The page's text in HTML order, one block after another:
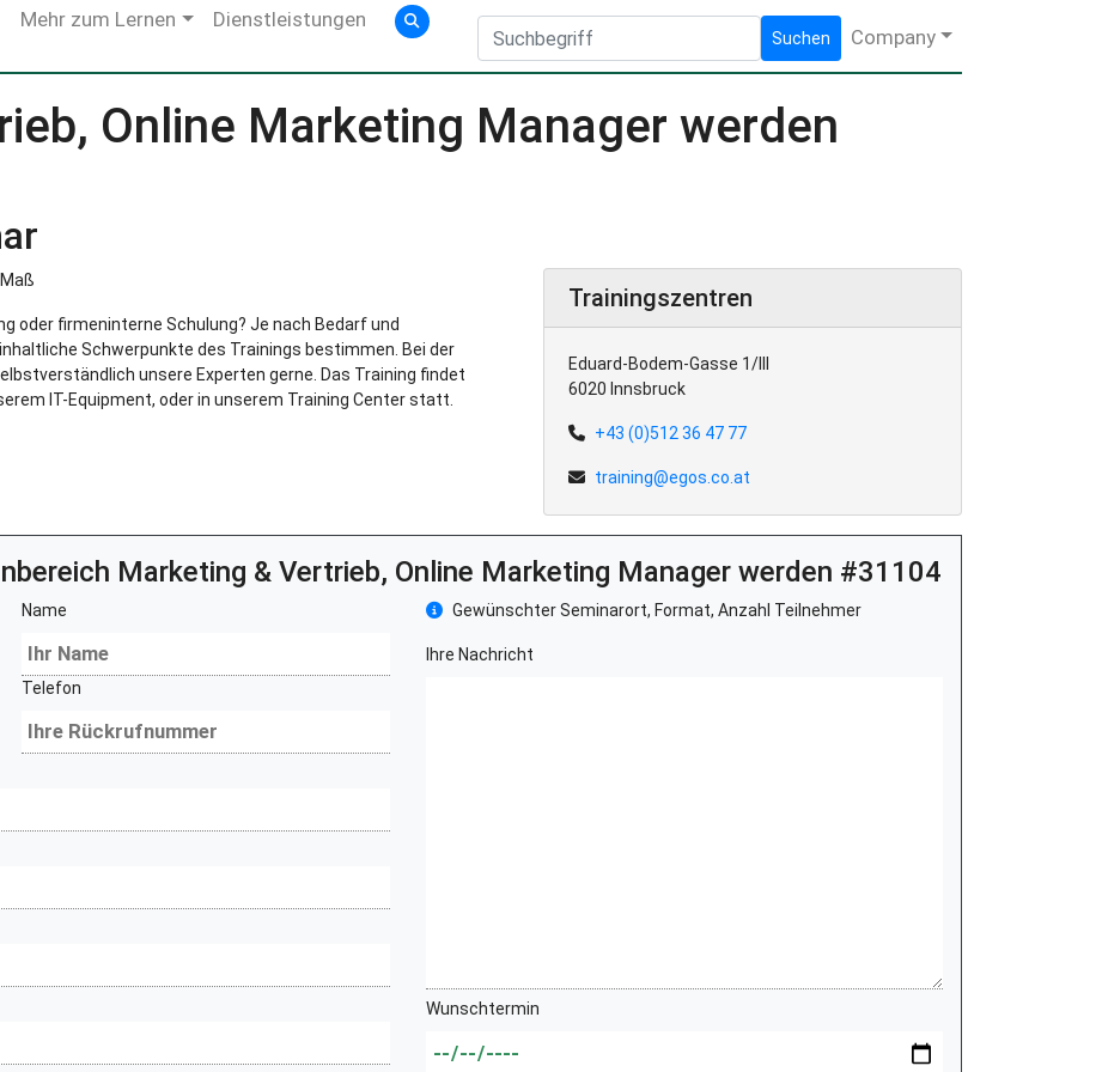
Mehr zum Lernen Dienstleistungen
Suchen Company
Online Marketing Manager werden
oder firmeninterne Schulung? Je nach Bedarf und
Schwerpunkte des Trainings bestimmen. Bei der
unsere Experten gerne. Das Training findet
IT-Equipment, oder in unserem Training Center statt.
Trainingszentren
Eduard-Bodem-Gasse 1/III
6020 Innsbruck
+43 (0)512 36 47 77
training@egos.co.at
Marketing & Vertrieb, Online Marketing Manager werden #31104
Name
Telefon
Gewünschter Seminarort, Format, Anzahl Teilnehmer
Ihre Nachricht
Wunschtermin